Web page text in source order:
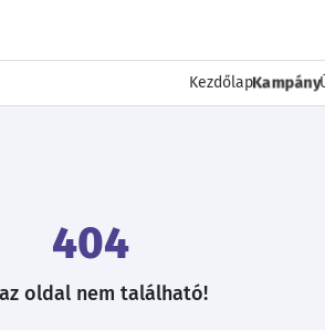
KezdőlapKampány
404
oldal nem található!